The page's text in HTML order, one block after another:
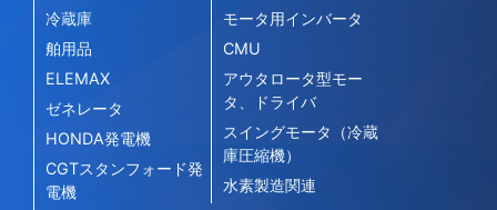
冷蔵庫
舶用品
ELEMAX
ゼネレータ
HONDA発電機
CGTスタンフォード発
電機
モータ用インバータ
CMU
アウタロータ型モー
タ、ドライバ
スイングモータ（冷蔵
庫圧縮機）
水素製造関連